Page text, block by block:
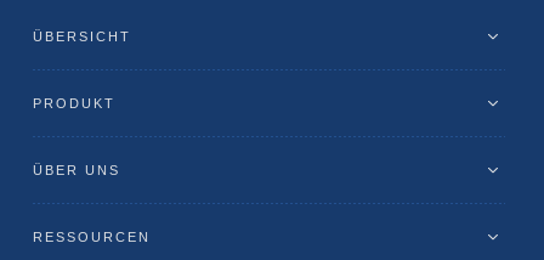
ÜBERSICHT
PRODUKT
ÜBER UNS
RESSOURCEN